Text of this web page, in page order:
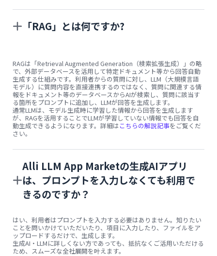
「RAG」とは何ですか?
RAGは「Retrieval Augmented Generation（検索拡張生成）」の略
で、外部データベースを活用して特定ドキュメント等から回答自動
生成する仕組みです。利用者からの質問に対し、LLM（大規模言語
モデル）に質問内容を直接連携するのではなく、質問に関連する情
報をドキュメント等のデータベースからAIが検索し、質問に該当す
る箇所をプロンプトに追加し、LLMが回答を生成します。
通常LLMは、モデル生成時に学習した情報から回答を生成します
が、RAGを活用することでLLMが学習していない情報でも回答を自
動生成できるようになります。詳細はこちらの解説記事をご覧くだ
さい。
Alli LLM App Marketの生成AIアプリ
は、プロンプトを入力しなくても利用で
きるのですか？
はい、利用者はプロンプトを入力する必要はありません。知りたい
ことを問いかけていただいたり、項目に入力したり、ファイルをア
ップロードするだけで、生成します。
生成AI・LLMに詳しくない方であっても、抵抗なくご活用いただける
ため、スムーズな全社展開を叶えます。